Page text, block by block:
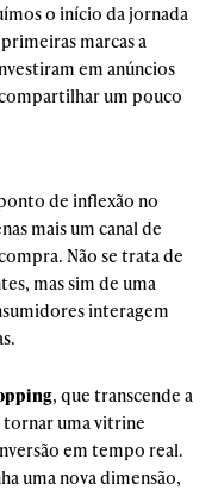
o início da jornada
marcas a
em anúncios
um pouco
de inflexão no
mais um canal de
Não se trata de
mas sim de uma
interagem
, que transcende a
tornar uma vitrine
em tempo real.
uma nova dimensão,